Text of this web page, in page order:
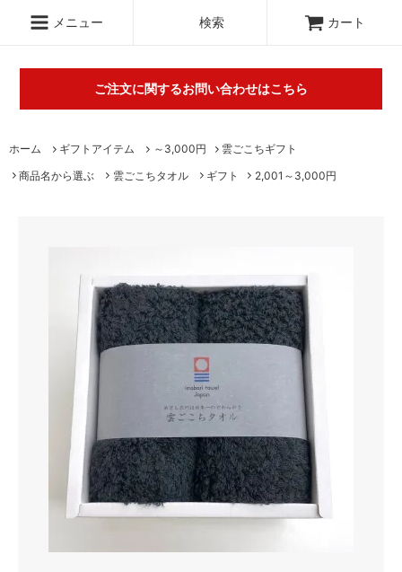
ご注文に関するお問い合わせはこちら
関するご不明な点は（
＞お問い合わせフォーム ）にてご連絡お願
いします。※電話対応は行っておりません。
メニュー 検索 カート
ホーム ギフトアイテム ～3,000円
雲ごこちギフト
商品名から選ぶ
雲ごこちタオル ギフト 2,001～3,000円